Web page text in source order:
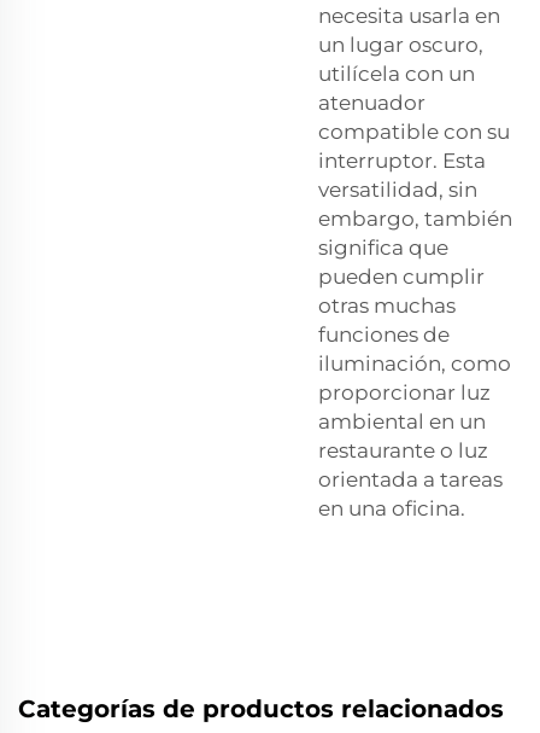
necesita usarla en
un lugar oscuro,
utilícela con un
atenuador
compatible con su
interruptor. Esta
versatilidad, sin
embargo, también
significa que
pueden cumplir
otras muchas
funciones de
iluminación, como
proporcionar luz
ambiental en un
restaurante o luz
orientada a tareas
en una oficina.
Categorías de productos relacionados